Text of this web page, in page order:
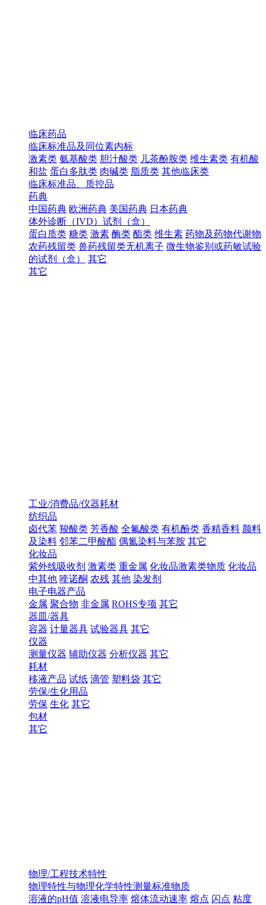
临床药品
临床标准品及同位素内标
激素类 氨基酸类 胆汁酸类 儿茶酚胺类 维生素类 有机酸
和盐 蛋白多肽类 肉碱类 脂质类 其他临床类
临床标准品、质控品
药典
中国药典 欧洲药典 美国药典 日本药典
体外诊断（IVD）试剂（盒）
蛋白质类 糖类 激素 酶类 酯类 维生素 药物及药物代谢物
农药残留类 兽药残留类无机离子 微生物鉴别或药敏试验
的试剂（盒）
其它
其它
工业/消费品/仪器耗材
纺织品
卤代苯 羧酸类 芳香酸 全氟酸类 有机酚类 香精香料 颜料
及染料 邻苯二甲酸酯 偶氮染料与苯胺 其它
化妆品
紫外线吸收剂 激素类 重金属 化妆品激素类物质 化妆品
中其他 喹诺酮 农残 其他 染发剂
电子电器产品
金属 聚合物 非金属 ROHS专项 其它
器皿/器具
容器 计量器具 试验器具 其它
仪器
测量仪器 辅助仪器 分析仪器 其它
耗材
移液产品 试纸 滴管 塑料袋 其它
劳保/生化用品
劳保 生化 其它
包材
其它
物理/工程技术特性
物理特性与物理化学特性测量标准物质
溶液的pH值 溶液电导率 熔体流动速率 熔点 闪点 粘度